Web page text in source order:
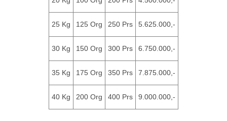
25 Kg 125 Org 250 Prs 5.625.000,-
30 Kg 150 Org 300 Prs 6.750.000,-
35 Kg 175 Org 350 Prs 7.875.000,-
40 Kg 200 Org 400 Prs 9.000.000,-